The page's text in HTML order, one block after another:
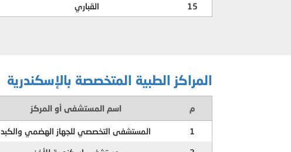
15 القباري
المراكز الطبية المتخصصة بالإسكندرية
م اسم المستشفى أو المركز
1 المستشفى التخصصي للجهاز الهضمي والكبد